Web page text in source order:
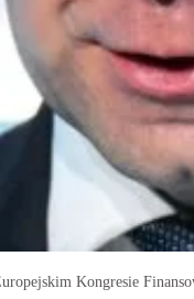
Kongresie